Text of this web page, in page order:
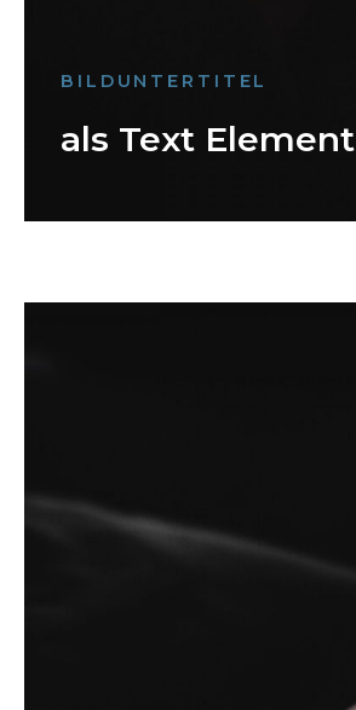
BILDUNTERTITEL
als Text Element